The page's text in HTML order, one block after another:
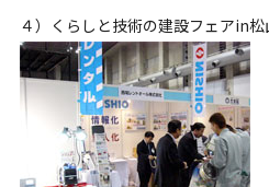
４）くらしと技術の建設フェアin松